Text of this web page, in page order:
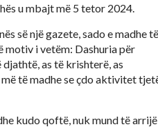
u mbajt më 5 tetor 2024.
së një gazete, sado e madhe të
motiv i vetëm: Dashuria për
as të krishterë, as
të madhe se çdo aktivitet
kudo qoftë, nuk mund të arrijë